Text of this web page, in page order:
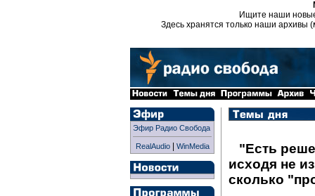
Ищите наши
Здесь хранятся только наши архивы
Эфир Радио Свобода
RealAudio| WinMedia
"Есть
исходя не
сколько